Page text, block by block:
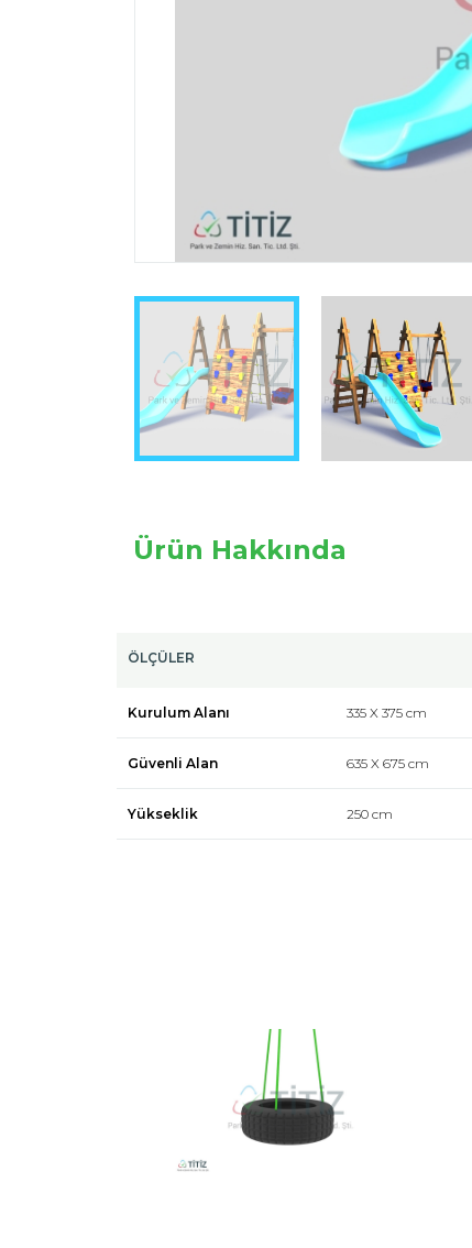
Ürün Hakkında
ÖLÇÜLER
Kurulum Alanı 335 X 375 cm
Güvenli Alan 635 X 675 cm
Yükseklik 250 cm